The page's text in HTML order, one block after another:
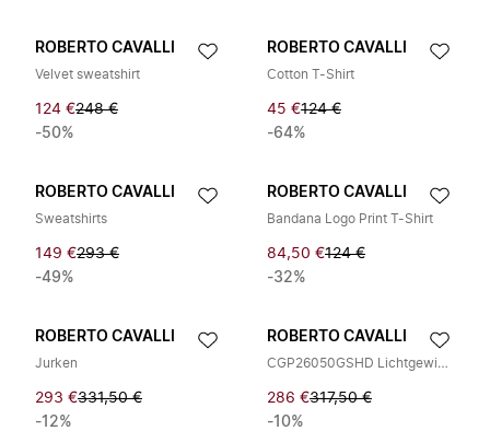
ROBERTO CAVALLI
Velvet sweatshirt
124 €248 €
-50%
ROBERTO CAVALLI
Cotton T-Shirt
45 €124 €
-64%
ROBERTO CAVALLI
Sweatshirts
149 €293 €
-49%
ROBERTO CAVALLI
Bandana Logo Print T-Shirt
84,50 €124 €
-32%
ROBERTO CAVALLI
Jurken
293 €331,50 €
-12%
ROBERTO CAVALLI
CGP26050GSHD Lichtgewicht Jas
286 €317,50 €
-10%